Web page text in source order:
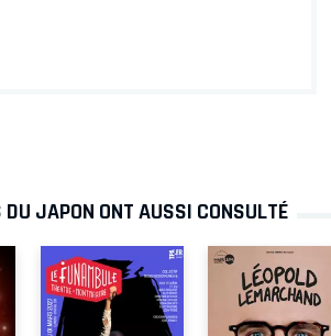
DU JAPON ONT AUSSI CONSULTÉ